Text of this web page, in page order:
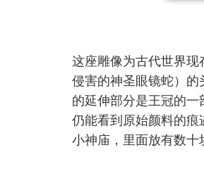
这座雕像为古代世界
侵害的神圣眼镜蛇）
的延伸部分是王冠的
仍能看到原始颜料的
小神庙，里面放有数十